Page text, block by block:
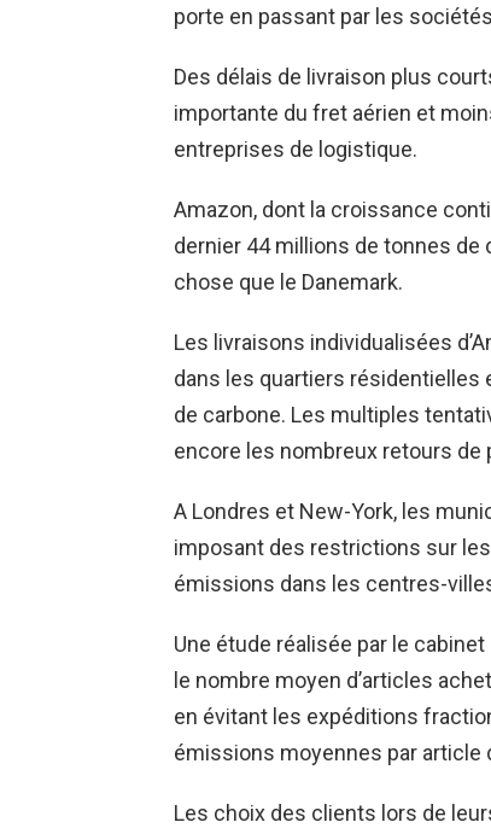
porte en passant par les
Des délais de livraison plus
importante du fret aérien et
entreprises de logistique.
Amazon, dont la croissance
dernier 44 millions de tonnes de
chose que le Danemark.
Les livraisons individualisées
dans les quartiers résidentielles
de carbone. Les multiples
encore les nombreux retours
A Londres et New-York, les
imposant des restrictions sur
émissions dans les centres-
Une étude réalisée par le
le nombre moyen d’articles
en évitant les expéditions
émissions moyennes par article
Les choix des clients lors de